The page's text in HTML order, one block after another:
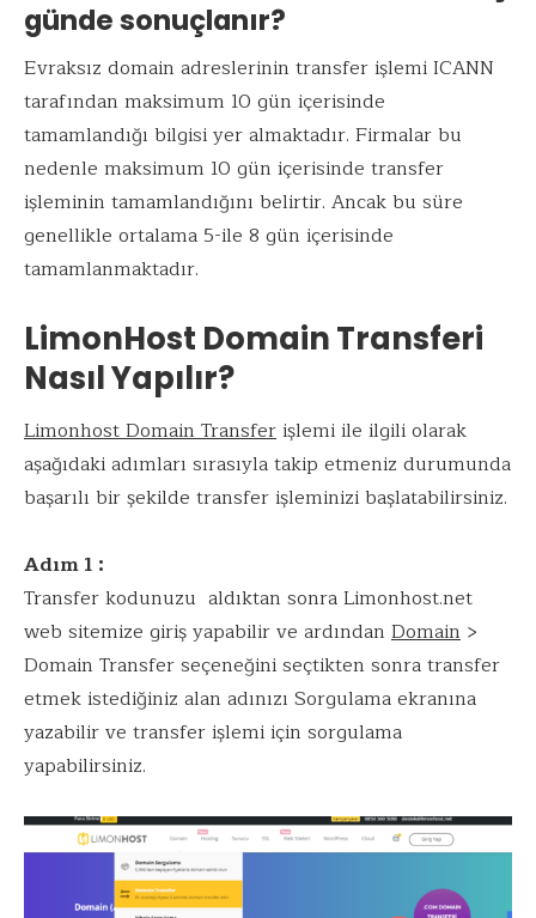
günde sonuçlanır?
Evraksız domain adreslerinin transfer işlemi ICANN
tarafından maksimum 10 gün içerisinde
tamamlandığı bilgisi yer almaktadır. Firmalar bu
nedenle maksimum 10 gün içerisinde transfer
işleminin tamamlandığını belirtir. Ancak bu süre
genellikle ortalama 5-ile 8 gün içerisinde
tamamlanmaktadır.
LimonHost Domain Transferi
Nasıl Yapılır?
Limonhost Domain Transferişlemi ile ilgili olarak
aşağıdaki adımları sırasıyla takip etmeniz durumunda
başarılı bir şekilde transfer işleminizi başlatabilirsiniz.
Adım 1 :
Transfer kodunuzu aldıktan sonra Limonhost.net
web sitemize giriş yapabilir ve ardından Domain >
Domain Transfer seçeneğini seçtikten sonra transfer
etmek istediğiniz alan adınızı Sorgulama ekranına
yazabilir ve transfer işlemi için sorgulama
yapabilirsiniz.